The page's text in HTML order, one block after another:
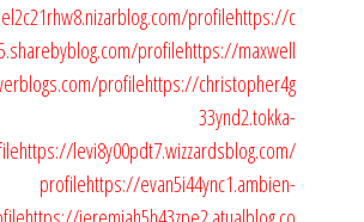
profilehttps://c
profilehttps://maxwell
profilehttps://christopher4g
33ynd2.tokka-
https://levi8y00pdt7.wizzardsblog.com/
profilehttps://evan5i44ync1.ambien-